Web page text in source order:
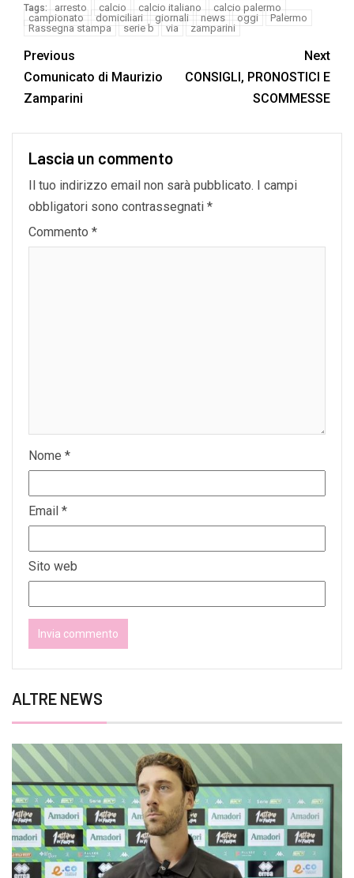
Tags: arresto calcio calcio italiano
calcio palermo
campionato
domiciliari giornali news oggi
Palermo
Rassegna stampa
serie b via zamparini
Previous
Comunicato di Maurizio
Zamparini
Next
CONSIGLI, PRONOSTICI E
SCOMMESSE
Lascia un commento
Il tuo indirizzo email non sarà pubblicato. I campi
obbligatori sono contrassegnati *
Commento *
Nome *
Email *
Sito web
ALTRE NEWS